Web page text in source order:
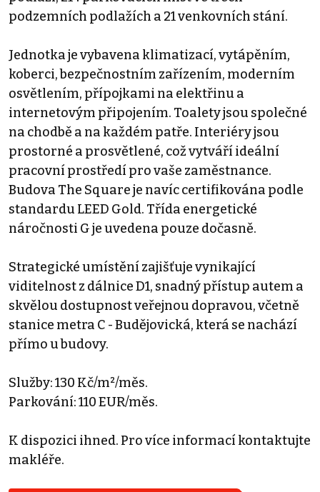
podzemních podlažích a 21 venkovních stání.
Jednotka je vybavena klimatizací, vytápěním,
koberci, bezpečnostním zařízením, moderním
osvětlením, přípojkami na elektřinu a
internetovým připojením. Toalety jsou společné
na chodbě a na každém patře. Interiéry jsou
prostorné a prosvětlené, což vytváří ideální
pracovní prostředí pro vaše zaměstnance.
Budova The Square je navíc certifikována podle
standardu LEED Gold. Třída energetické
náročnosti G je uvedena pouze dočasně.
Strategické umístění zajišťuje vynikající
viditelnost z dálnice D1, snadný přístup autem a
skvělou dostupnost veřejnou dopravou, včetně
stanice metra C - Budějovická, která se nachází
přímo u budovy.
Služby: 130 Kč/m²/měs.
Parkování: 110 EUR/měs.
K dispozici ihned. Pro více informací kontaktujte
makléře.